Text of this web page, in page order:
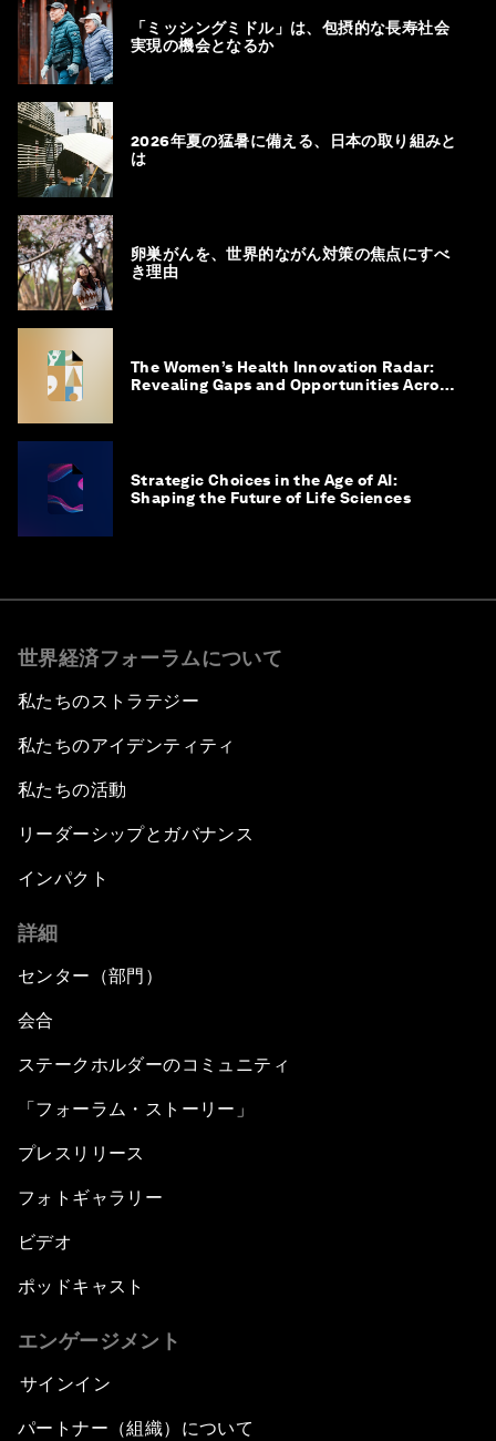
「ミッシングミドル」は、包摂的な長寿社会
実現の機会となるか
2026年夏の猛暑に備える、日本の取り組みと
は
卵巣がんを、世界的ながん対策の焦点にすべ
き理由
The Women’s Health Innovation Radar:
Revealing Gaps and Opportunities Across
Strategic Choices in the Age of AI:
Shaping the Future of Life Sciences
世界経済フォーラムについて
私たちのストラテジー
私たちのアイデンティティ
私たちの活動
リーダーシップとガバナンス
インパクト
詳細
センター（部門）
会合
ステークホルダーのコミュニティ
「フォーラム・ストーリー」
プレスリリース
フォトギャラリー
ビデオ
ポッドキャスト
エンゲージメント
サインイン
パートナー（組織）について